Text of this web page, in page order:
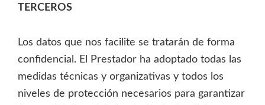
TERCEROS
Los datos que nos facilite se tratarán de forma
confidencial. El Prestador ha adoptado todas las
medidas técnicas y organizativas y todos los
niveles de protección necesarios para garantizar